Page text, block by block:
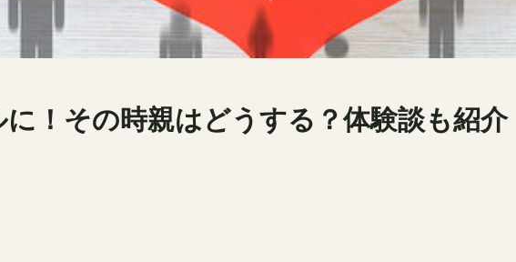
！その時親はどうする？体験談も紹介